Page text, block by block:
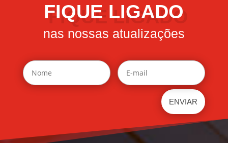
FIQUE LIGADO
nas nossas atualizações